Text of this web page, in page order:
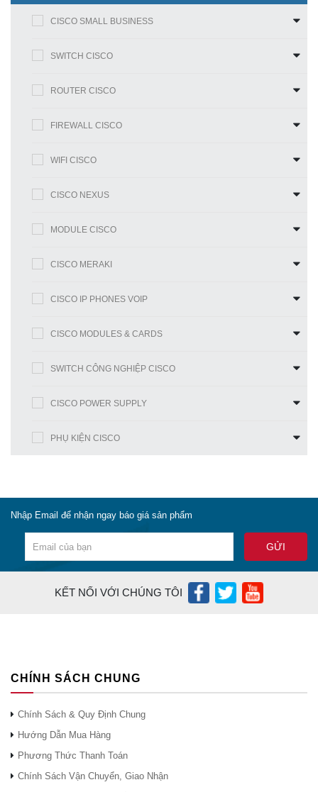
CISCO SMALL BUSINESS
SWITCH CISCO
ROUTER CISCO
FIREWALL CISCO
WIFI CISCO
CISCO NEXUS
MODULE CISCO
CISCO MERAKI
CISCO IP PHONES VOIP
CISCO MODULES & CARDS
SWITCH CÔNG NGHIỆP CISCO
CISCO POWER SUPPLY
PHỤ KIỆN CISCO
Nhập Email để nhận ngay báo giá sản phẩm
KẾT NỐI VỚI CHÚNG TÔI
CHÍNH SÁCH CHUNG
Chính Sách & Quy Định Chung
Hướng Dẫn Mua Hàng
Phương Thức Thanh Toán
Chính Sách Vận Chuyển, Giao Nhận